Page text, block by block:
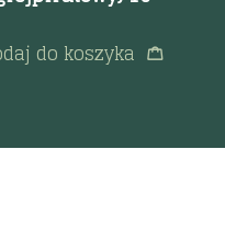
do koszyka